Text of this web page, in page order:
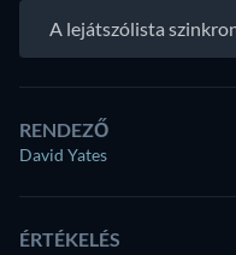
A lejátszólista
RENDEZŐ
David Yates
ÉRTÉKELÉS